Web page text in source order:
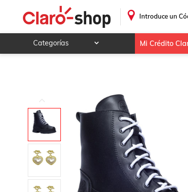
Introduce un
Categorías
Deportes y ocio
Animales y mascotas
Ferretería y autos
Ropa, calzado y accesorios
Salud, belleza y cuidado personal
Mi Crédito
Bota Casual D Agujeta Negra Aeropostale